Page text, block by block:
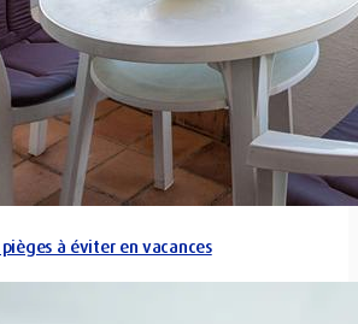
à éviter en vacances